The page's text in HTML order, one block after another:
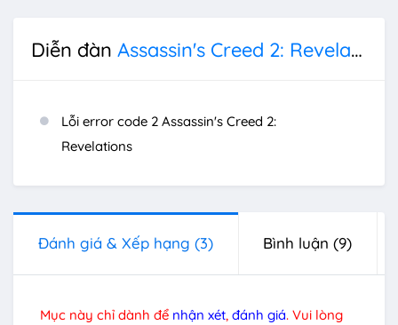
Diễn đàn Assassin's Creed 2: Revelations
Lỗi error code 2 Assassin's Creed 2:
Revelations
Đánh giá & Xếp hạng (3) Bình luận (9)
Mục này chỉ dành để nhận xét, đánh giá. Vui lòng